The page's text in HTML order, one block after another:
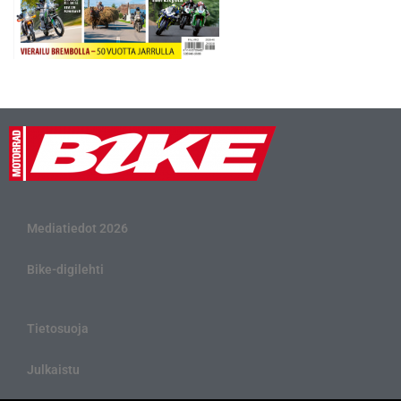
Mediatiedot 2026
Bike-digilehti
Tietosuoja
Julkaistu